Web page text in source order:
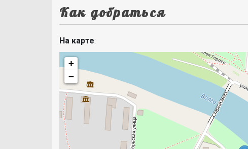
Как добраться
На карте:
+
−